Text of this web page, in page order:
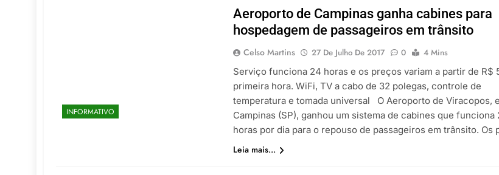
INFORMATIVO
Aeroporto de Campinas ganha cabines para
hospedagem de passageiros em trânsito
Celso Martins 27 De Julho De 2017 0
4 Mins
Serviço funciona 24 horas e os preços variam a partir de R$
primeira hora. WiFi, TV a cabo de 32 polegas, controle de
temperatura e tomada universal O Aeroporto de Viracopos,
Campinas (SP), ganhou um sistema de cabines que funciona
horas por dia para o repouso de passageiros em trânsito. Os
Leia mais...